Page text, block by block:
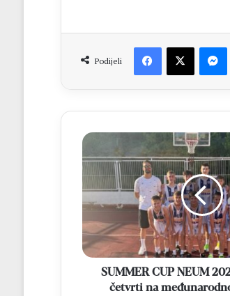
Podijeli
Facebook
X
SUMMER
NEUM
2025
četvrti
na
međunarodnom
turniruSUMMER CUP NEUM
četvrti na